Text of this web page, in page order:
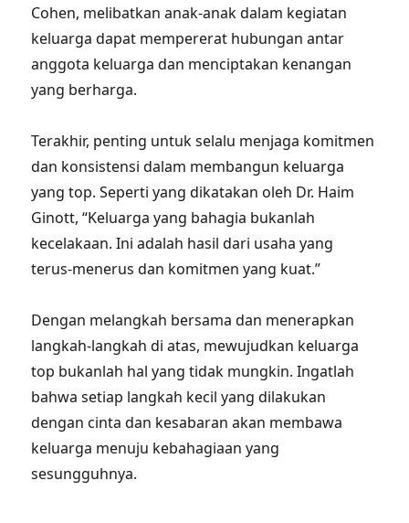
Cohen, melibatkan anak-anak dalam kegiatan
keluarga dapat mempererat hubungan antar
anggota keluarga dan menciptakan kenangan
yang berharga.
Terakhir, penting untuk selalu menjaga komitmen
dan konsistensi dalam membangun keluarga
yang top. Seperti yang dikatakan oleh Dr. Haim
Ginott, “Keluarga yang bahagia bukanlah
kecelakaan. Ini adalah hasil dari usaha yang
terus-menerus dan komitmen yang kuat.”
Dengan melangkah bersama dan menerapkan
langkah-langkah di atas, mewujudkan keluarga
top bukanlah hal yang tidak mungkin. Ingatlah
bahwa setiap langkah kecil yang dilakukan
dengan cinta dan kesabaran akan membawa
keluarga menuju kebahagiaan yang
sesungguhnya.